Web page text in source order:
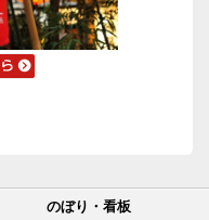
のぼり・看板